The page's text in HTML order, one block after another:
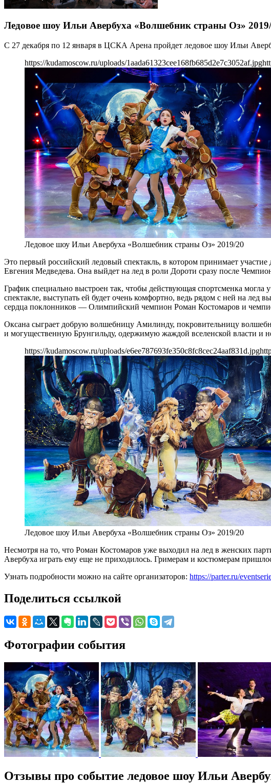
Ледовое шоу Ильи Авербуха «Волшебник страны Оз»
С 27 декабря по 12 января в ЦСКА Арена пройдет ледовое шоу Ильи
https://kudamoscow.ru/uploads/1aada61323cee168fb685d2e7c3052af.jpg
Ледовое шоу Ильи Авербуха «Волшебник страны Оз» 2019/20
Это первый российский ледовый спектакль, в котором принимает
Евгения Медведева. Она выйдет на лед в роли Дороти сразу после
График специально выстроен так, чтобы действующая спортсменка
спектакле, выступать ей будет очень комфортно, ведь рядом с ней на
сердца поклонников — Олимпийский чемпион Роман Костомаров и
Оксана сыграет добрую волшебницу Амилинду, покровительницу
и могущественную Брунгильду, одержимую жаждой вселенской власти и
https://kudamoscow.ru/uploads/e6ee787693fe350c8fc8cec24aaf831d.jpg
Ледовое шоу Ильи Авербуха «Волшебник страны Оз» 2019/20
Несмотря на то, что Роман Костомаров уже выходил на лед в женских
Авербуха играть ему еще не приходилось. Гримерам и костюмерам
Узнать подробности можно на сайте организаторов: https://parter.ru/
Поделиться ссылкой
Фотографии события
Отзывы про событие ледовое шоу Ильи